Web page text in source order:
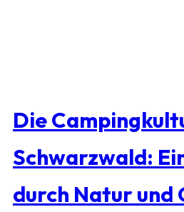
Die
Schwarzwald:
durch Natur und